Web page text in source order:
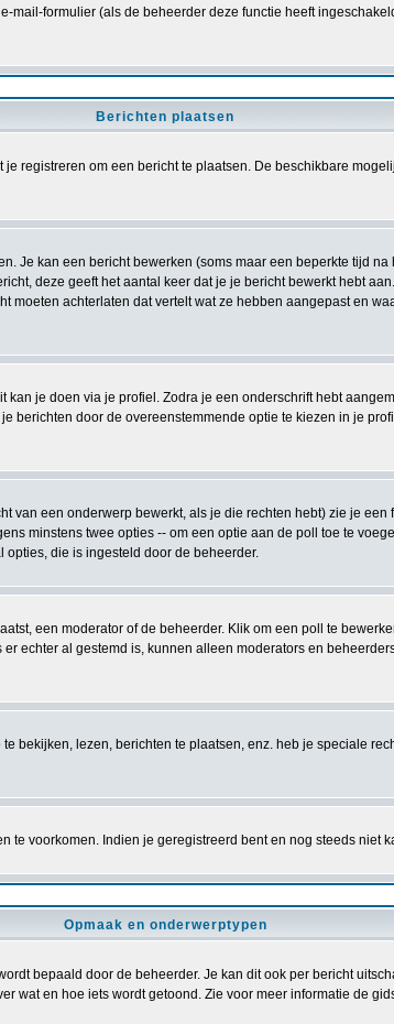
formulier (als de beheerder deze functie heeft
Berichten plaatsen
registreren om een bericht te plaatsen. De beschikbare
Je kan een bericht bewerken (soms maar een beperkte tijd
deze geeft het aantal keer dat je je bericht bewerkt hebt
achterlaten dat vertelt wat ze hebben aangepast en
je doen via je profiel. Zodra je een onderschrift hebt
berichten door de overeenstemmende optie te kiezen in je
van een onderwerp bewerkt, als je die rechten hebt) zie je een
minstens twee opties -- om een optie aan de poll toe te
die is ingesteld door de beheerder.
een moderator of de beheerder. Klik om een poll te
echter al gestemd is, kunnen alleen moderators en
bekijken, lezen, berichten te plaatsen, enz. heb je speciale
voorkomen. Indien je geregistreerd bent en nog steeds niet
Opmaak en onderwerptypen
bepaald door de beheerder. Je kan dit ook per bericht
wat en hoe iets wordt getoond. Zie voor meer informatie de